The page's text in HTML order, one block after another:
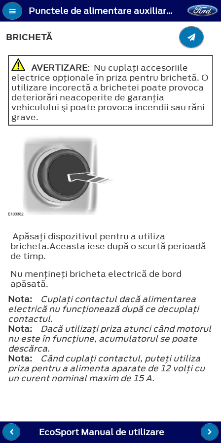
Punctele de alimentare auxiliare (dacă este prevăzut) - Brichetă
BRICHETĂ
AVERTIZARE: Nu cuplaţi accesoriile
electrice opţionale în priza pentru brichetă. O
utilizare incorectă a brichetei poate provoca
deteriorări neacoperite de garanţia
vehiculului şi poate provoca incendii sau răni
grave.
Apăsaţi dispozitivul pentru a utiliza
bricheta.Aceasta iese după o scurtă perioadă
de timp.
Nu menţineţi bricheta electrică de bord
apăsată.
Nota:
Cuplaţi contactul dacă alimentarea
electrică nu funcţionează după ce decuplaţi
contactul.
Nota:
Dacă utilizaţi priza atunci când motorul
nu este în funcţiune, acumulatorul se poate
descărca.
Nota:
Când cuplaţi contactul, puteţi utiliza
priza pentru a alimenta aparate de 12 volţi cu
un curent nominal maxim de 15 A.
EcoSport Manual de utilizare